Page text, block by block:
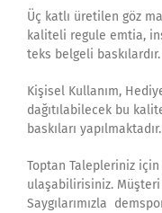
Üç katlı üretilen göz
kaliteli regule emtia,
teks belgeli baskılardır.
Kişisel Kullanım,
dağıtılabilecek bu
baskıları yapılmaktadır.
Toptan Talepleriniz
ulaşabilirisiniz. Müşteri
Saygılarımızla